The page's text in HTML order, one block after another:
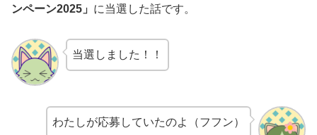
ンペーン2025」 に当選した話です。
当選しました！！
わたしが応募していたのよ（フフン）